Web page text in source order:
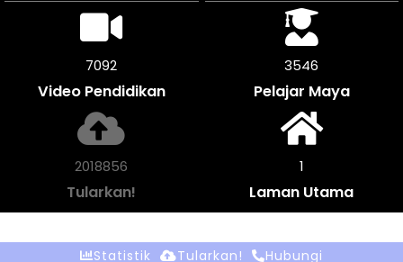
7866
Video Pendidikan
3933
Pelajar Maya
2237480
Tularkan!
1
Laman Utama
Statistik Tularkan! Hubungi